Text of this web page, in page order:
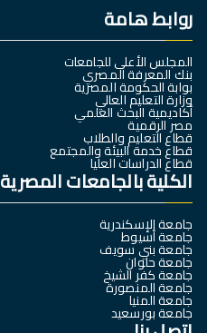
روابط هامة
المجلس الأعلى للجامعات
بنك المعرفة المصري
بوابة الحكومة المصرية
وزارة التعليم العالي
أكاديمية البحث العلمي
مصر الرقمية
قطاع التعليم والطلاب
قطاع خدمة البيئة والمجتمع
قطاع الدراسات العليا
الكلية بالجامعات المصرية
جامعة الإسكندرية
جامعة أسيوط
جامعة بني سويف
جامعة حلوان
جامعة كفر الشيخ
جامعة المنصورة
جامعة المنيا
جامعة بورسعيد